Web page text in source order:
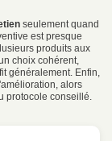
seulement quand
est presque
produits aux
choix cohérent,
généralement. Enfin,
alors
protocole conseillé.